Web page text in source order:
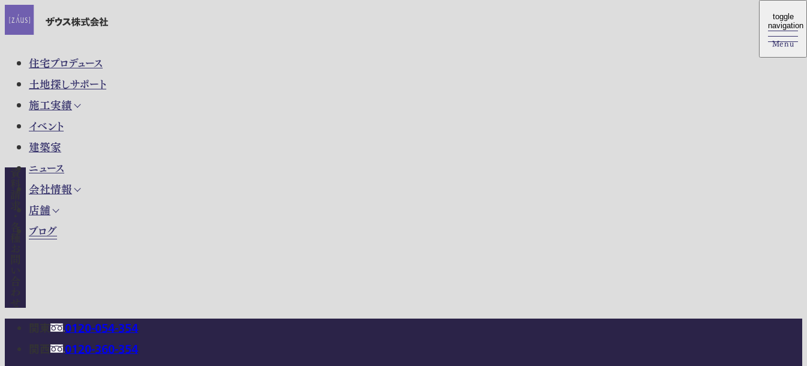
住宅プロデュース
土地探しサポート
施工実績
イベント
建築家
ニュース
会社情報
店舗
ブログ
toggle
navigation
Menu
toggle
navigation
Menu
0120-054-354
0120-360-354